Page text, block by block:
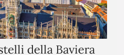
della Baviera